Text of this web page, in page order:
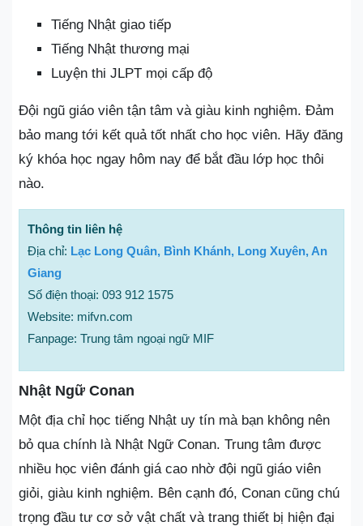
Tiếng Nhật giao tiếp
Tiếng Nhật thương mại
Luyện thi JLPT mọi cấp độ
Đội ngũ giáo viên tận tâm và giàu kinh nghiệm. Đảm
bảo mang tới kết quả tốt nhất cho học viên. Hãy đăng
ký khóa học ngay hôm nay để bắt đầu lớp học thôi
nào.
Thông tin liên hệ
Địa chỉ: Lạc Long Quân, Bình Khánh, Long Xuyên, An
Giang
Số điện thoại: 093 912 1575
Website: mifvn.com
Fanpage: Trung tâm ngoại ngữ MIF
Nhật Ngữ Conan
Một địa chỉ học tiếng Nhật uy tín mà bạn không nên
bỏ qua chính là Nhật Ngữ Conan. Trung tâm được
nhiều học viên đánh giá cao nhờ đội ngũ giáo viên
giỏi, giàu kinh nghiệm. Bên cạnh đó, Conan cũng chú
trọng đầu tư cơ sở vật chất và trang thiết bị hiện đại